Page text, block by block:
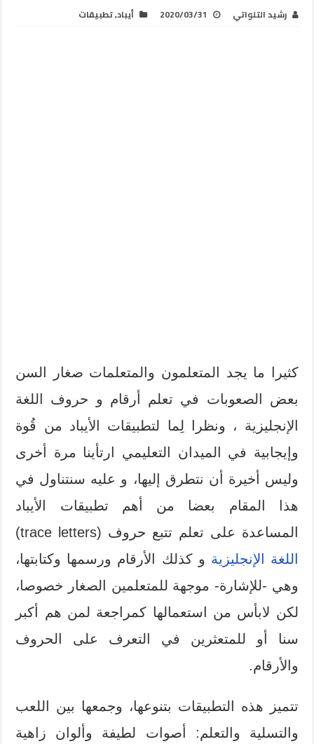
رشيد التلواتي 2020/03/31 أيباد,تطبيقات
كثيرا ما يجد المتعلمون والمتعلمات صغار السن
بعض الصعوبات في تعلم أرقام و حروف اللغة
الإنجليزية ، ونظرا لِما لتطبيقات الأيباد من قُوة
وإيجابية في الميدان التعليمي ارتأينا مرة أخرى
وليس أخيرة أن نتطرق إليها، و عليه سنتناول في
هذا المقام بعضا من أهم تطبيقات الأيباد
المساعدة على تعلم تتبع حروف (trace letters)
اللغة الإنجليزية و كذلك الأرقام ورسمها وكتابتها،
وهي -للإشارة- موجهة للمتعلمين الصغار خصوصا،
لكن لابأس من استعمالها كمراجعة لمن هم أكبر
سنا أو للمتعثرين في التعرف على الحروف
والأرقام.
تتميز هذه التطبيقات بتنوعها، وجمعها بين اللعب
والتسلية والتعلم: أصوات لطيفة وألوان زاهية